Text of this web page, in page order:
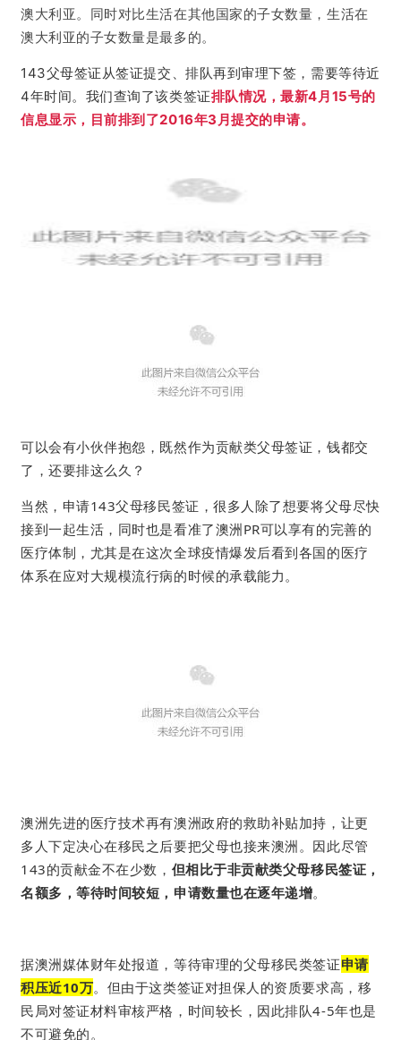
澳大利亚。同时对比生活在其他国家的子女数量，生活在
澳大利亚的子女数量是最多的。
143父母签证从签证提交、排队再到审理下签，需要等待近
4年时间。 我们查询了该类签证排队情况，最新4月15号的
信息显示，目前排到了2016年3月提交的申请。
可以会有小伙伴抱怨，既然作为贡献类父母签证，钱都交
了，还要排这么久？
当然，申请143父母移民签证，很多人除了想要将父母尽快
接到一起生活，同时也是看准了澳洲PR可以享有的完善的
医疗体制，尤其是在这次全球疫情爆发后看到各国的医疗
体系在应对大规模流行病的时候的承载能力。
澳洲先进的医疗技术再有澳洲政府的救助补贴加持，让更
多人下定决心在移民之后要把父母也接来澳洲。 因此尽管
143的贡献金不在少数， 但相比于非贡献类父母移民签证，
名额多，等待时间较短， 申请数量也在逐年递增。
据澳洲媒体财年处报道，等待审理的父母移民类签证申请
积压近10万。但由于这类签证对担保人的资质要求高， 移
民局对签证材料审核严格，时间较长，因此排队4-5年也是
不可避免的。